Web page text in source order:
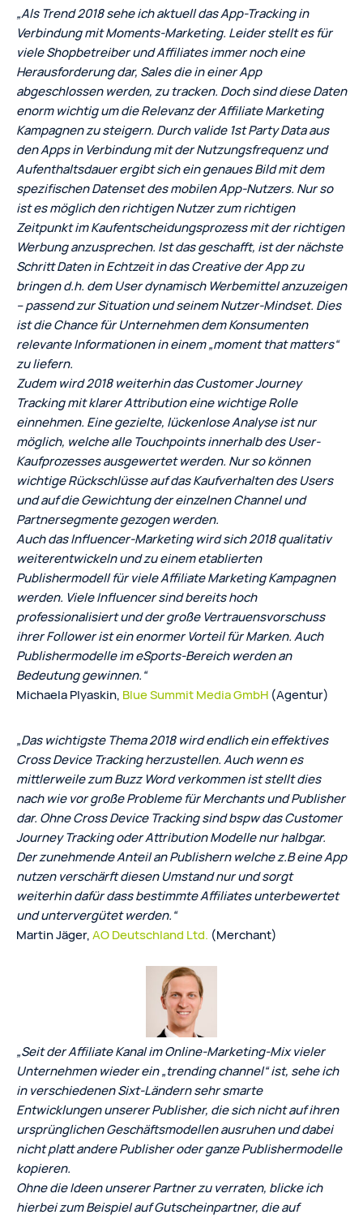
„Als Trend 2018 sehe ich aktuell das App-Tracking in
Verbindung mit Moments-Marketing. Leider stellt es für
viele Shopbetreiber und Affiliates immer noch eine
Herausforderung dar, Sales die in einer App
abgeschlossen werden, zu tracken. Doch sind diese Daten
enorm wichtig um die Relevanz der Affiliate Marketing
Kampagnen zu steigern. Durch valide 1st Party Data aus
den Apps in Verbindung mit der Nutzungsfrequenz und
Aufenthaltsdauer ergibt sich ein genaues Bild mit dem
spezifischen Datenset des mobilen App-Nutzers. Nur so
ist es möglich den richtigen Nutzer zum richtigen
Zeitpunkt im Kaufentscheidungsprozess mit der richtigen
Werbung anzusprechen. Ist das geschafft, ist der nächste
Schritt Daten in Echtzeit in das Creative der App zu
bringen d.h. dem User dynamisch Werbemittel anzuzeigen
– passend zur Situation und seinem Nutzer-Mindset. Dies
ist die Chance für Unternehmen dem Konsumenten
relevante Informationen in einem „moment that matters“
zu liefern.
Zudem wird 2018 weiterhin das Customer Journey
Tracking mit klarer Attribution eine wichtige Rolle
einnehmen. Eine gezielte, lückenlose Analyse ist nur
möglich, welche alle Touchpoints innerhalb des User-
Kaufprozesses ausgewertet werden. Nur so können
wichtige Rückschlüsse auf das Kaufverhalten des Users
und auf die Gewichtung der einzelnen Channel und
Partnersegmente gezogen werden.
Auch das Influencer-Marketing wird sich 2018 qualitativ
weiterentwickeln und zu einem etablierten
Publishermodell für viele Affiliate Marketing Kampagnen
werden. Viele Influencer sind bereits hoch
professionalisiert und der große Vertrauensvorschuss
ihrer Follower ist ein enormer Vorteil für Marken. Auch
Publishermodelle im eSports-Bereich werden an
Bedeutung gewinnen.“
Michaela Plyaskin, Blue Summit Media GmbH (Agentur)
„Das wichtigste Thema 2018 wird endlich ein effektives
Cross Device Tracking herzustellen. Auch wenn es
mittlerweile zum Buzz Word verkommen ist stellt dies
nach wie vor große Probleme für Merchants und Publisher
dar. Ohne Cross Device Tracking sind bspw das Customer
Journey Tracking oder Attribution Modelle nur halbgar.
Der zunehmende Anteil an Publishern welche z.B eine App
nutzen verschärft diesen Umstand nur und sorgt
weiterhin dafür dass bestimmte Affiliates unterbewertet
und untervergütet werden.“
Martin Jäger,AO Deutschland Ltd. (Merchant)
„Seit der Affiliate Kanal im Online-Marketing-Mix vieler
Unternehmen wieder ein „trending channel“ ist, sehe ich
in verschiedenen Sixt-Ländern sehr smarte
Entwicklungen unserer Publisher, die sich nicht auf ihren
ursprünglichen Geschäftsmodellen ausruhen und dabei
nicht platt andere Publisher oder ganze Publishermodelle
kopieren.
Ohne die Ideen unserer Partner zu verraten, blicke ich
hierbei zum Beispiel auf Gutscheinpartner, die auf